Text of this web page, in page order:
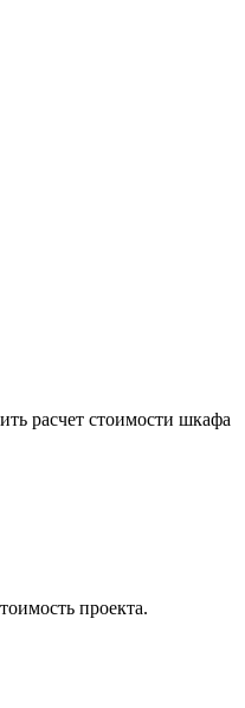
расчет стоимости шкафа
проекта.